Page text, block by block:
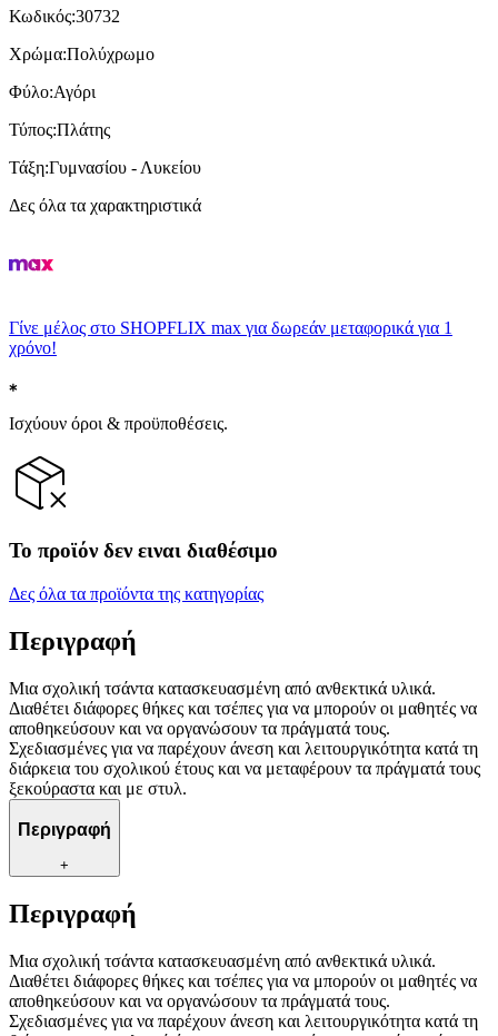
Κωδικός:30732
Χρώμα:Πολύχρωμο
Φύλο:Αγόρι
Τύπος:Πλάτης
Τάξη:Γυμνασίου - Λυκείου
Δες όλα τα χαρακτηριστικά
Γίνε μέλος στο SHOPFLIX max για δωρεάν μεταφορικά για 1
χρόνο!
Ισχύουν όροι & προϋποθέσεις.
Το προϊόν δεν ειναι διαθέσιμο
Δες όλα τα προϊόντα της κατηγορίας
Περιγραφή
Μια σχολική τσάντα κατασκευασμένη από ανθεκτικά υλικά.
Διαθέτει διάφορες θήκες και τσέπες για να μπορούν οι μαθητές να
αποθηκεύσουν και να οργανώσουν τα πράγματά τους.
Σχεδιασμένες για να παρέχουν άνεση και λειτουργικότητα κατά τη
διάρκεια του σχολικού έτους και να μεταφέρουν τα πράγματά τους
ξεκούραστα και με στυλ.
Περιγραφή
+
Περιγραφή
Μια σχολική τσάντα κατασκευασμένη από ανθεκτικά υλικά.
Διαθέτει διάφορες θήκες και τσέπες για να μπορούν οι μαθητές να
αποθηκεύσουν και να οργανώσουν τα πράγματά τους.
Σχεδιασμένες για να παρέχουν άνεση και λειτουργικότητα κατά τη